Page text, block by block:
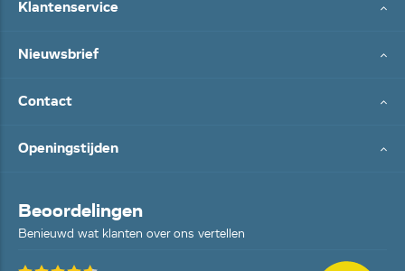
Klantenservice
Nieuwsbrief
Contact
Openingstijden
Beoordelingen
Benieuwd wat klanten over ons vertellen